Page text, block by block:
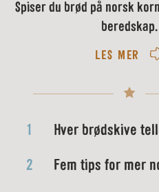
Spiser du brød på norsk
beredskap.
LES MER
1 Hver brødskive
2 Fem tips for mer